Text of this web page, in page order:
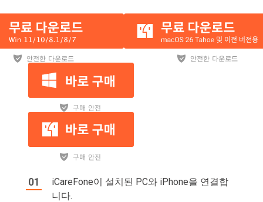
iCareFone이 설치된 PC와 iPhone을 연결합
니다.